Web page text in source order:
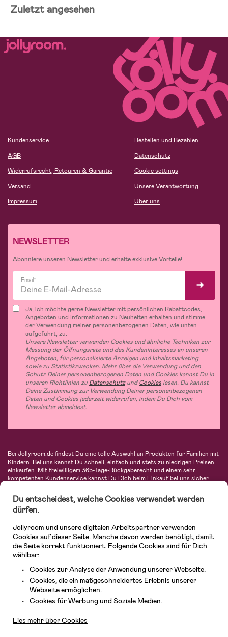
Zuletzt angesehen
Kundenservice
AGB
Widerrufsrecht, Retouren & Garantie
Versand
Impressum
Bestellen und Bezahlen
Datenschutz
Cookie settings
Unsere Verantwortung
Über uns
NEWSLETTER
Abonniere unseren Newsletter und erhalte exklusive Vorteile!
Email*
Ja, ich möchte gerne Newsletter mit persönlichen Rabattcodes,
Angeboten und Informationen zu Neuheiten erhalten und stimme
der Verwendung meiner personenbezogenen Daten, wie unten
aufgeführt, zu.
Unsere Newsletter verwenden Cookies und ähnliche Techniken zur
Messung der Öffnungsrate und des Kundeninteresses an unseren
Angeboten, für personalisierte Anzeigen und Inhaltsmarketing
sowie zu Statistikzwecken. Mehr über die Verwendung und den
Schutz Deiner personenbezogenen Daten und Cookies kannst Du in
unseren Richtlinien zu DatenschutzundCookies lesen. Du kannst
Deine Zustimmung zur Verwendung Deiner personenbezogenen
Daten und Cookies jederzeit widerrufen, indem Du Dich vom
Newsletter abmeldest.
Bei Jollyroom.de findest Du eine tolle Auswahl an Produkten für Familien mit
Kindern. Bei uns kannst Du schnell, einfach und stets zu niedrigen Preisen
einkaufen. Mit freiwilligem 365-Tage-Rückgaberecht und einem sehr
kompetenten Kundenservice kannst Du Dich beim Einkauf bei uns sicher
Autositze, Kinder- und Babymode, Produkte für Mütter und eine Menge
fantastischer Einrichtungsgegenstände, Spielsachen, Babyprodukte und
vieles mehr. Wir haben Produkte von bekannten Herstellern wie Britax, Maxi-
Avent, Jack Wolfskin, Cybex, LEGO und vielen mehr. Schau Dich um in
unserer vielfältigen Online-Boutique für Kinder & Babys. Willkommen!
Du entscheidest, welche Cookies verwendet werden
dürfen.
Jollyroom und unsere digitalen Arbeitspartner verwenden
Cookies auf dieser Seite. Manche davon werden benötigt, damit
die Seite korrekt funktioniert. Folgende Cookies sind für Dich
wählbar:
Cookies zur Analyse der Anwendung unserer Webseite.
Cookies, die ein maßgeschneidertes Erlebnis unserer
Webseite ermöglichen.
Cookies für Werbung und Soziale Medien.
Lies mehr über Cookies